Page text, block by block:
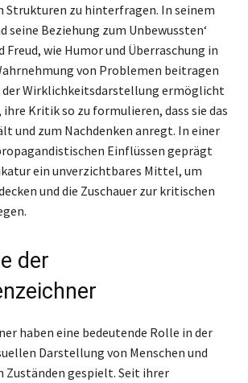
Strukturen zu hinterfragen. In seinem
seine Beziehung zum Unbewussten‘
wie Humor und Überraschung in
von Problemen beitragen
der Wirklichkeitsdarstellung ermöglicht
Kritik so zu formulieren, dass sie das
und zum Nachdenken anregt. In einer
Einflüssen geprägt
ein unverzichtbares Mittel, um
und die Zuschauer zur kritischen
der
haben eine bedeutende Rolle in der
Darstellung von Menschen und
Zuständen gespielt. Seit ihrer